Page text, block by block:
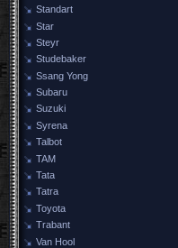
Standart
Star
Steyr
Studebaker
Ssang Yong
Subaru
Suzuki
Syrena
Talbot
TAM
Tata
Tatra
Toyota
Trabant
Van Hool